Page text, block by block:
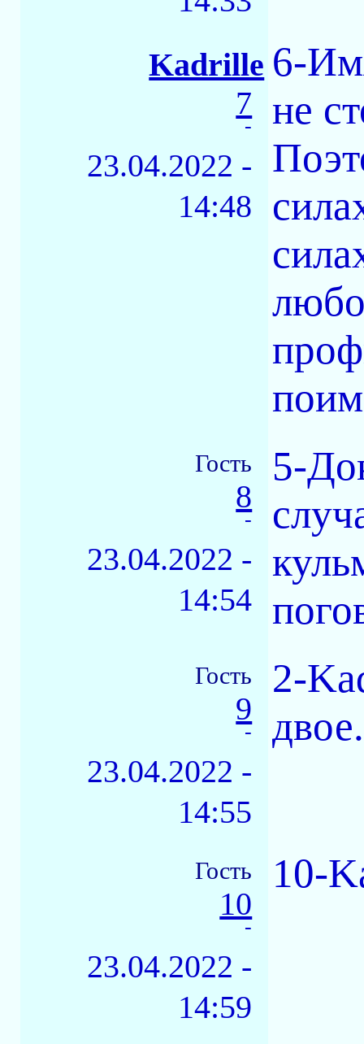
Kadrille
7
-
23.04.2022 -
14:48
6-
не
Гость
8
-
23.04.2022 -
14:54
5-
Гость
9
-
23.04.2022 -
14:55
2-
Гость
10
-
23.04.2022 -
14:59
10-